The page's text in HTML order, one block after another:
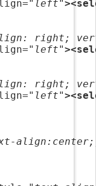
"left"
right;
"left"
right;
"left"